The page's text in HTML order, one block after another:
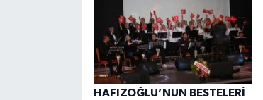
HAFIZOĞLU’NUN BESTELERİ